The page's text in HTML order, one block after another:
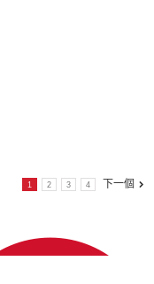
1 2 3 4 下一個